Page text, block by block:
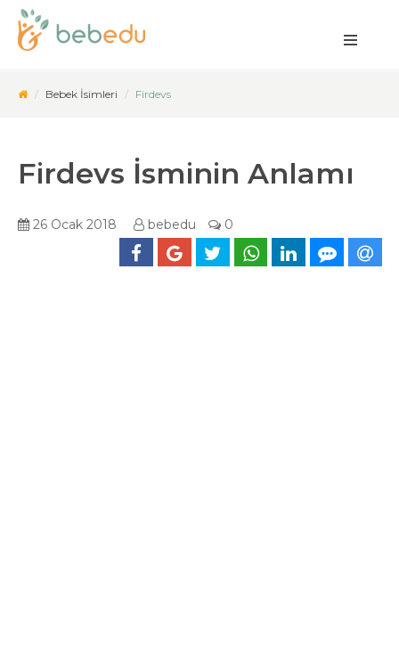
Bebek İsimleri Firdevs
Firdevs İsminin Anlamı
26 Ocak 2018 bebedu 0